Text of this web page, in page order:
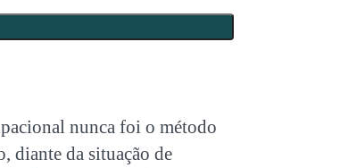
nunca foi o método
diante da situação de